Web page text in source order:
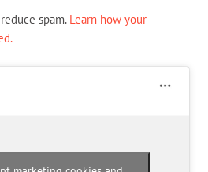
spam. Learn how your